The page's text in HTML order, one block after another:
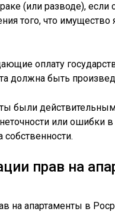
(или разводе), если
того, что имущество
оплату
должна быть
были
или ошибки
собственности.
прав на